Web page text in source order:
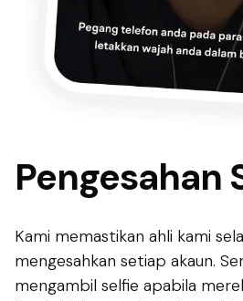
Pengesahan
Kami memastikan ahli kami
mengesahkan setiap akaun.
mengambil selfie apabila